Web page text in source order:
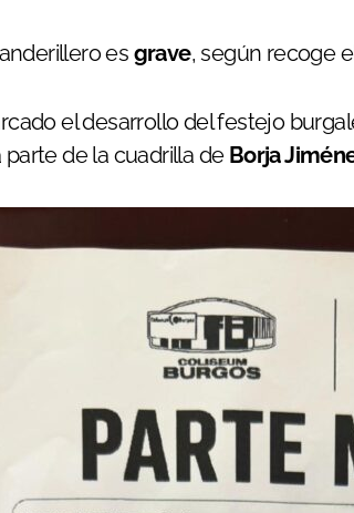
es grave, según recoge
el desarrollo del festejo
de la cuadrilla de Borja